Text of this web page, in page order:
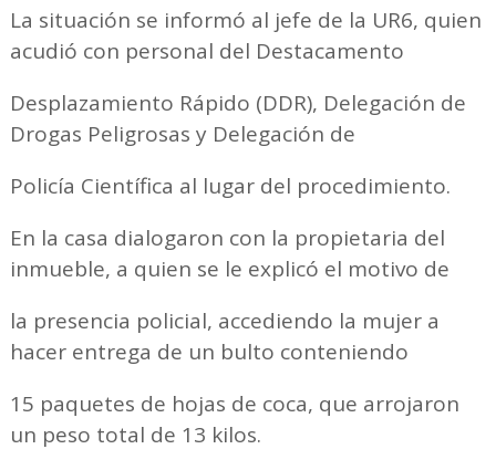
La situación se informó al jefe de la UR6, quien
acudió con personal del Destacamento
Desplazamiento Rápido (DDR), Delegación de
Drogas Peligrosas y Delegación de
Policía Científica al lugar del procedimiento.
En la casa dialogaron con la propietaria del
inmueble, a quien se le explicó el motivo de
la presencia policial, accediendo la mujer a
hacer entrega de un bulto conteniendo
15 paquetes de hojas de coca, que arrojaron
un peso total de 13 kilos.